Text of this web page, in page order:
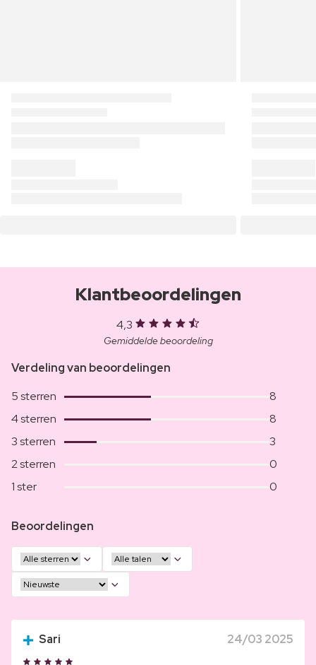
Klantbeoordelingen
4,3
Gemiddelde beoordeling
Verdeling van beoordelingen
5 sterren
8
4 sterren
8
3 sterren
3
2 sterren
0
1 ster
0
Beoordelingen
Sari 24/03 2025